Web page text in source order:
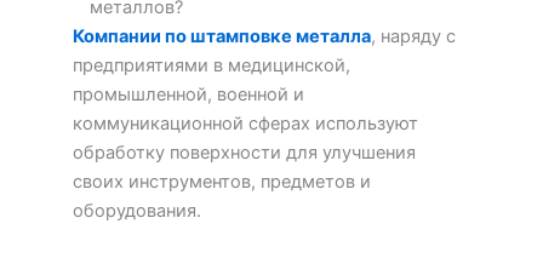
металлов?
Компании по штамповке металла, наряду с
предприятиями в медицинской,
промышленной, военной и
коммуникационной сферах используют
обработку поверхности для улучшения
своих инструментов, предметов и
оборудования.